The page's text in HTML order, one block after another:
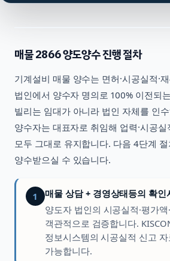
매물2866양도양수 진행 절차
기계설비 매물 양수는 면허·시공실적·
법인에서 양수자 명의로 100% 이전되
빌리는 임대가 아니라 법인 자체를 인
양수자는 대표자로 취임해 업력·시공실
모두 그대로 유지합니다. 다음 4단계
양수받으실 수 있습니다.
1
매물 상담 + 경영상태등의 확인
양도자 법인의 시공실적·평가액
객관적으로 검증합니다.
정보시스템의 시공실적 신고
가능합니다.